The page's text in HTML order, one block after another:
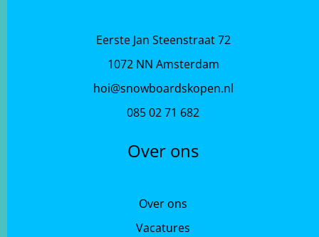
Eerste Jan Steenstraat 72
1072 NN Amsterdam
hoi@snowboardskopen.nl
085 02 71 682
Over ons
Over ons
Vacatures